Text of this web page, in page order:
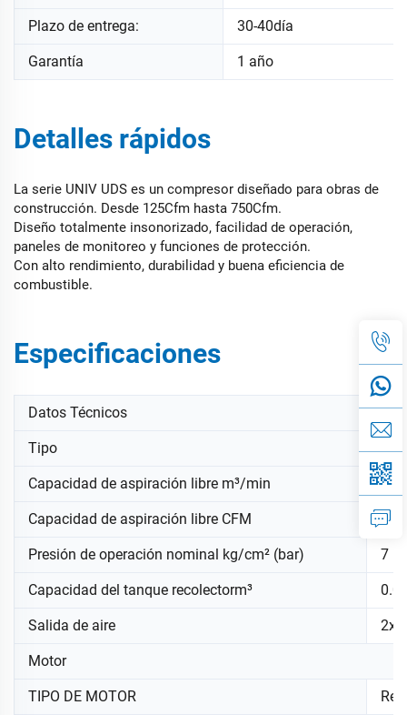
Plazo de entrega: 30-40día
Garantía 1 año
Detalles rápidos
La serie UNIV UDS es un compresor diseñado para obras de
construcción. Desde 125Cfm hasta 750Cfm.
Diseño totalmente insonorizado, facilidad de operación,
paneles de monitoreo y funciones de protección.
Con alto rendimiento, durabilidad y buena eficiencia de
combustible.
Especificaciones
Datos Técnicos
Tipo
Capacidad de aspiración libre m³/min 3.5
Capacidad de aspiración libre CFM 125
Presión de operación nominal kg/cm² (bar) 7
Capacidad del tanque recolectorm³
Salida de aire
Motor
TIPO DE MOTOR